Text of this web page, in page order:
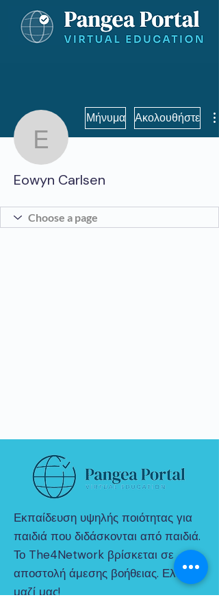
Eowyn Carlsen
Μήνυμα Ακολουθήστε
Eowyn Carlsen
Εκπαίδευση υψηλής ποιότητας για
παιδιά που διδάσκονται από παιδιά.
Το The4Network βρίσκεται σε
αποστολή άμεσης βοήθειας. Ελα
μαζί μας!